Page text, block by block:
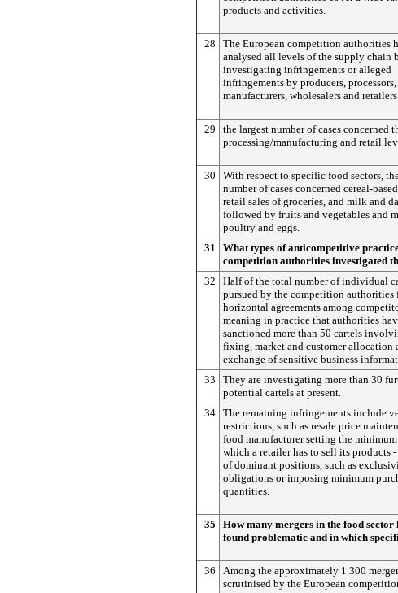
products and activities.
28
The European competition authorities
analysed all levels of the supply chain
investigating infringements or alleged
infringements by producers, processors,
manufacturers, wholesalers and
29
the largest number of cases concerned
processing/manufacturing and retail
30
With respect to specific food sectors,
number of cases concerned cereal-
retail sales of groceries, and milk and
followed by fruits and vegetables and
poultry and eggs.
31
What types of anticompetitive
competition authorities investigated
32
Half of the total number of individual
pursued by the competition authorities
horizontal agreements among
meaning in practice that authorities
sanctioned more than 50 cartels
fixing, market and customer allocation
exchange of sensitive business
33
They are investigating more than 30
potential cartels at present.
34 The remaining infringements include
restrictions, such as resale price
food manufacturer setting the
which a retailer has to sell its products -
of dominant positions, such as
obligations or imposing minimum
quantities.
35
How many mergers in the food sector
found problematic and in which
36
Among the approximately 1.300
scrutinised by the European